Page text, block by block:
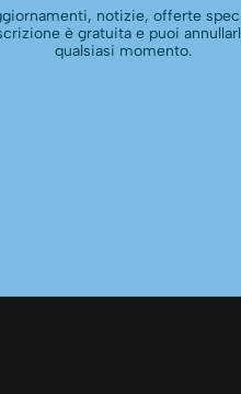
notizie, offerte
è gratuita e puoi
qualsiasi momento.